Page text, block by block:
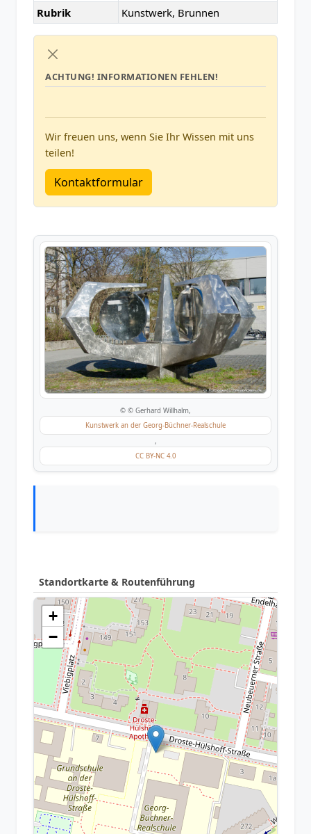
Rubrik
Kunstwerk, Brunnen
ACHTUNG! INFORMATIONEN FEHLEN!
Wir freuen uns, wenn Sie Ihr Wissen mit uns
teilen!
Kontaktformular
© © Gerhard Willhalm,
Kunstwerk an der Georg-Büchner-Realschule
,
CC BY-NC 4.0
Standortkarte & Routenführung
+
−